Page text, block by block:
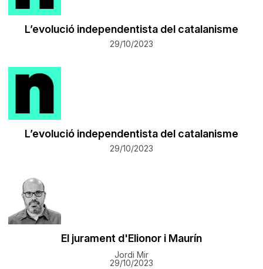
L’evolució independentista del catalanisme
29/10/2023
L’evolució independentista del catalanisme
29/10/2023
El jurament d'Elionor i Maurín
Jordi Mir
29/10/2023